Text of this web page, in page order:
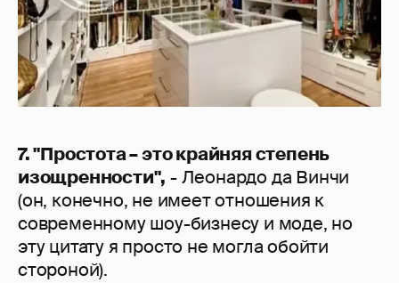
7. "Простота – это крайняя степень
изощренности", - Леонардо да Винчи
(он, конечно, не имеет отношения к
современному шоу-бизнесу и моде, но
эту цитату я просто не могла обойти
стороной).